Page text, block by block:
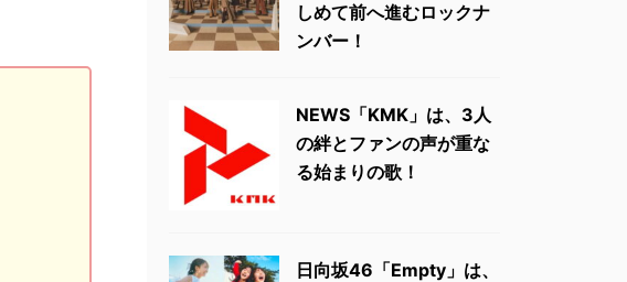
しめて前へ進むロックナ
ンバー！
NEWS「KMK」は、3人
の絆とファンの声が重な
る始まりの歌！
日向坂46「Empty」は、